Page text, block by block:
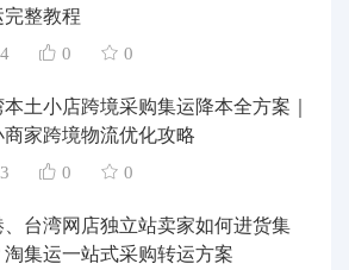
完整教程
0 0
本土小店跨境采购集运降本全方案｜
商家跨境物流优化攻略
0 0
、台湾网店独立站卖家如何进货集
淘集运一站式采购转运方案